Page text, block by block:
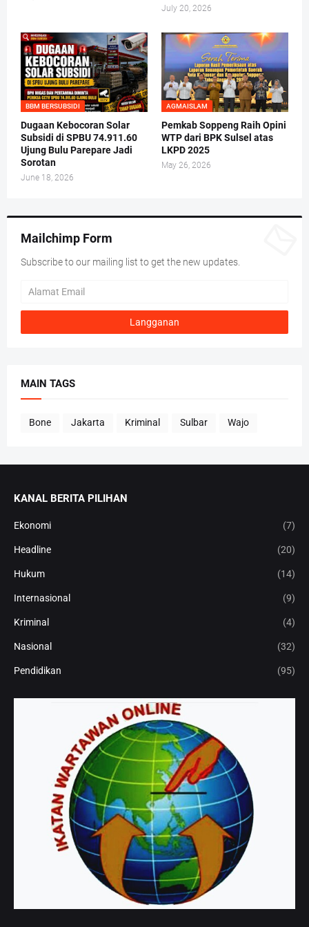
July 20, 2026
BBM BERSUBSIDI
Dugaan Kebocoran Solar
Subsidi di SPBU 74.911.60
Ujung Bulu Parepare Jadi
Sorotan
June 18, 2026
AGMAISLAM
Pemkab Soppeng Raih Opini
WTP dari BPK Sulsel atas
LKPD 2025
May 26, 2026
Mailchimp Form
Subscribe to our mailing list to get the new updates.
MAIN TAGS
Bone Jakarta Kriminal Sulbar Wajo
KANAL BERITA PILIHAN
Ekonomi (7)
Headline (20)
Hukum (14)
Internasional (9)
Kriminal (4)
Nasional (32)
Pendidikan (95)